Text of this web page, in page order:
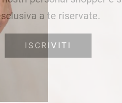
a te riservate.
ISCRIVITI